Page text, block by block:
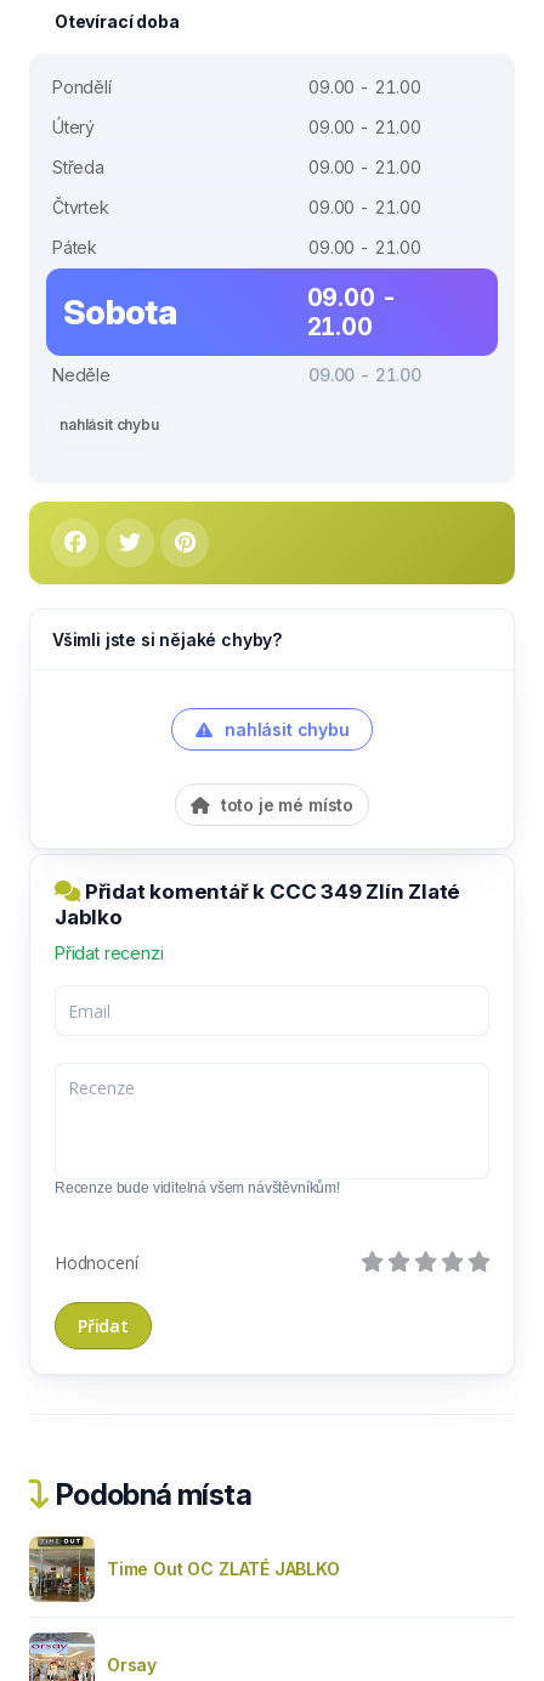
Otevírací doba
Pondělí
09.00 - 21.00
Úterý
09.00 - 21.00
Středa
09.00 - 21.00
Čtvrtek
09.00 - 21.00
Pátek
09.00 - 21.00
Sobota
09.00 -
21.00
Neděle 09.00 - 21.00
nahlásit chybu
Všimli jste si nějaké chyby?
nahlásit chybu
toto je mé místo
Přidat komentář k CCC 349 Zlín Zlaté
Jablko
Přidat recenzi
Recenze bude viditelná všem návštěvníkům!
Hodnocení
Podobná místa
Time Out OC ZLATÉ JABLKO
Orsay